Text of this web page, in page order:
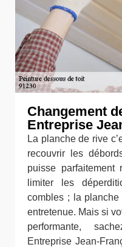
Changement
Entreprise
La planche de rive
recouvrir les
puisse
limiter les
combles ; la planche
entretenue. Mais si
performante,
Entreprise Jean-